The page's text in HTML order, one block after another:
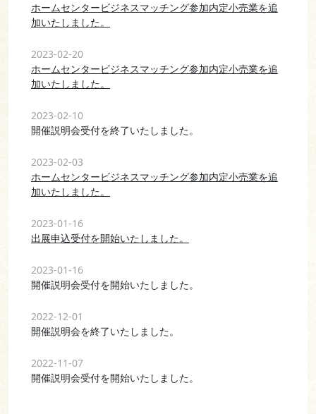
ホームセンタービジネスマッチング参加内定小売業を追
加いたしました。
2023-02-20
ホームセンタービジネスマッチング参加内定小売業を追
加いたしました。
2023-02-10
開催説明会受付を終了いたしました。
2023-02-03
ホームセンタービジネスマッチング参加内定小売業を追
加いたしました。
2023-01-16
出展申込受付を開始いたしました。
2023-01-16
開催説明会受付を開始いたしました。
2022-12-01
開催説明会を終了いたしました。
2022-11-07
開催説明会受付を開始いたしました。